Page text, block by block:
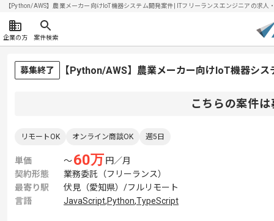
【Python/AWS】農業メーカー向けIoT機器システム開発案件| ITフリーランスエンジニアの求
企業の方 案件検索
募集終了 【Python/AWS】農業メーカー向けIoT機器シ
こちらの案件
リモートOK オンライン商談OK 週5日
単価 〜60万 円／月
契約形態
業務委託（フリーランス）
最寄り駅
伏見（愛知県）/フルリモート
言語
JavaScript,Python,TypeScript